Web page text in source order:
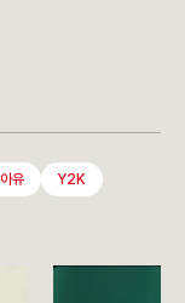
유 Y2K